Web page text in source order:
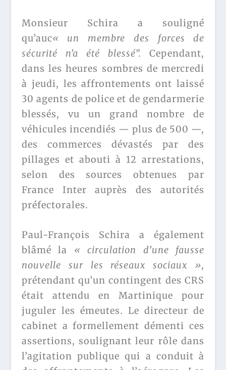
Monsieur Schira a souligné
qu’auc« un membre des forces de
sécurité n’a été blessé”. Cependant,
dans les heures sombres de mercredi
à jeudi, les affrontements ont laissé
30 agents de police et de gendarmerie
blessés, vu un grand nombre de
véhicules incendiés — plus de 500 —,
des commerces dévastés par des
pillages et abouti à 12 arrestations,
selon des sources obtenues par
France Inter auprès des autorités
préfectorales.
Paul-François Schira a également
blâmé la « circulation d’une fausse
nouvelle sur les réseaux sociaux »,
prétendant qu’un contingent des CRS
était attendu en Martinique pour
juguler les émeutes. Le directeur de
cabinet a formellement démenti ces
assertions, soulignant leur rôle dans
l’agitation publique qui a conduit à